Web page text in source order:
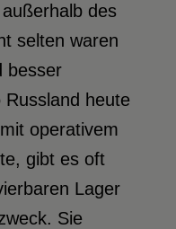
des
selten waren
besser
heute
operativem
gibt es oft
Lager
Sie